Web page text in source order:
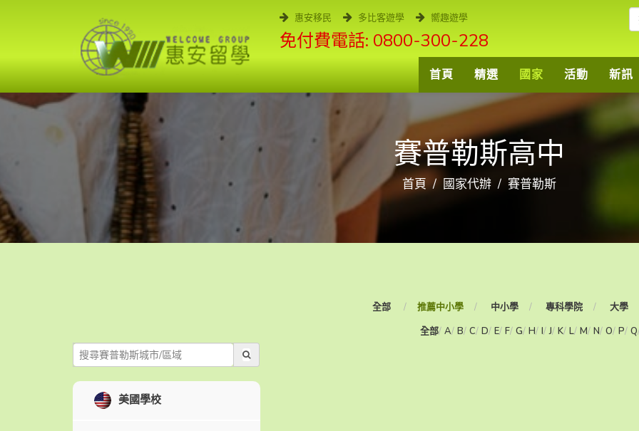
惠安移民 多比客遊學 嚮趣遊學
免付費電話: 0800-300-228
首頁 精選 國家 活動 新訊
賽普勒斯高中
首頁 國家代辦 賽普勒斯
美國學校
全部 推薦中小學 中小學 專科學院 大學
全部 A B C D E F G H I J K L M N O P Q